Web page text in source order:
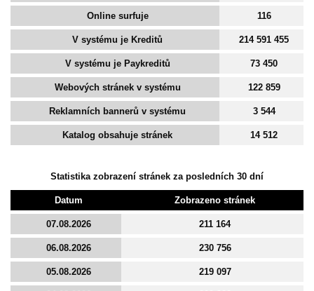
Online surfuje 116
V systému je Kreditů 214 591 455
V systému je Paykreditů 73 450
Webových stránek v systému 122 859
Reklamních bannerů v systému 3 544
Katalog obsahuje stránek 14 512
Statistika zobrazení stránek za posledních 30 dní
Datum Zobrazeno stránek
07.08.2026 211 164
06.08.2026 230 756
05.08.2026 219 097